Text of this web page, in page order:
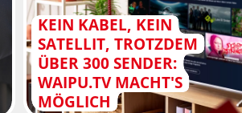
KEIN KABEL, KEIN
SATELLIT, TROTZDEM
ÜBER 300 SENDER:
WAIPU.TV MACHT'S
MÖGLICH